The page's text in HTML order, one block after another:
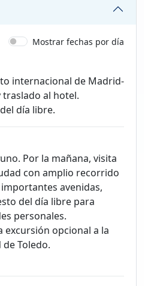
Mostrar fechas por día
internacional de Madrid-
traslado al hotel.
día libre.
Por la mañana, visita
con amplio recorrido
avenidas,
del día libre para
personales.
excursión opcional a la
Toledo.